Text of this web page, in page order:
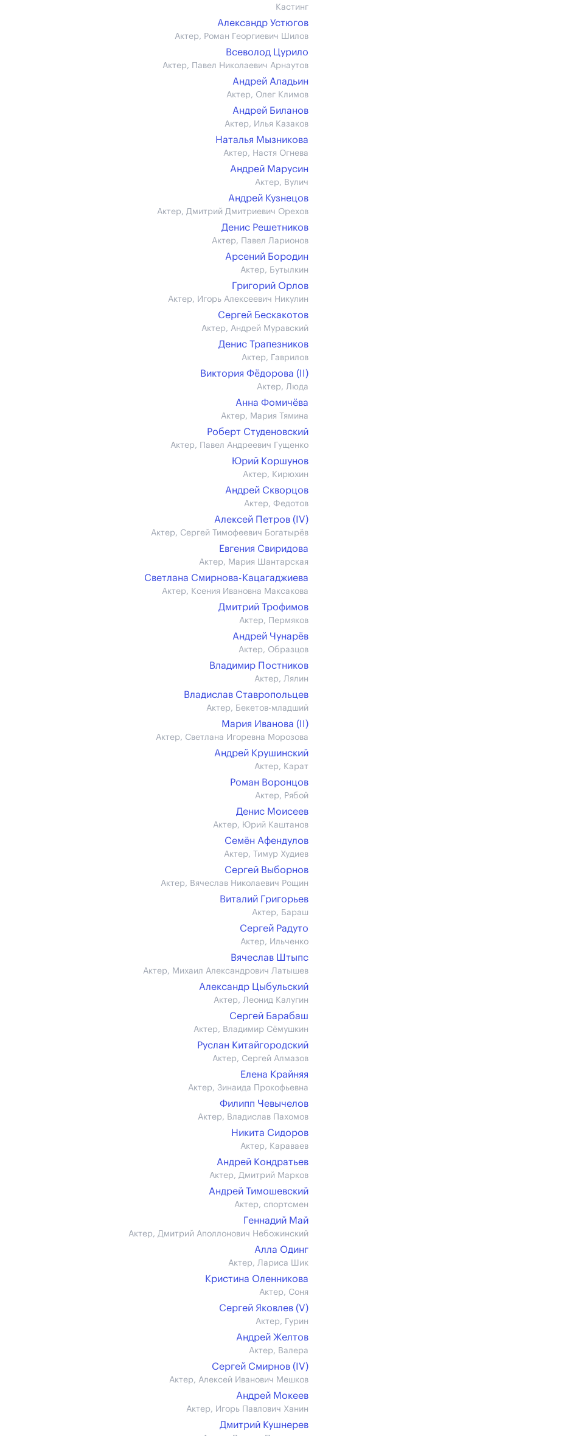
Кастинг
Александр Устюгов
Актер, Роман Георгиевич Шилов
Всеволод Цурило
Актер, Павел Николаевич Арнаутов
Андрей Аладьин
Актер, Олег Климов
Андрей Биланов
Актер, Илья Казаков
Наталья Мызникова
Актер, Настя Огнева
Андрей Марусин
Актер, Вулич
Андрей Кузнецов
Актер, Дмитрий Дмитриевич Орехов
Денис Решетников
Актер, Павел Ларионов
Арсений Бородин
Актер, Бутылкин
Григорий Орлов
Актер, Игорь Алексеевич Никулин
Сергей Бескакотов
Актер, Андрей Муравский
Денис Трапезников
Актер, Гаврилов
Виктория Фёдорова (II)
Актер, Люда
Анна Фомичёва
Актер, Мария Тямина
Роберт Студеновский
Актер, Павел Андреевич Гущенко
Юрий Коршунов
Актер, Кирюхин
Андрей Скворцов
Актер, Федотов
Алексей Петров (IV)
Актер, Сергей Тимофеевич Богатырёв
Евгения Свиридова
Актер, Мария Шантарская
Светлана Смирнова-Кацагаджиева
Актер, Ксения Ивановна Максакова
Дмитрий Трофимов
Актер, Пермяков
Андрей Чунарёв
Актер, Образцов
Владимир Постников
Актер, Лялин
Владислав Ставропольцев
Актер, Бекетов-младший
Мария Иванова (II)
Актер, Светлана Игоревна Морозова
Андрей Крушинский
Актер, Карат
Роман Воронцов
Актер, Рябой
Денис Моисеев
Актер, Юрий Каштанов
Семён Афендулов
Актер, Тимур Худиев
Сергей Выборнов
Актер, Вячеслав Николаевич Рощин
Виталий Григорьев
Актер, Бараш
Сергей Радуто
Актер, Ильченко
Вячеслав Штыпс
Актер, Михаил Александрович Латышев
Александр Цыбульский
Актер, Леонид Калугин
Сергей Барабаш
Актер, Владимир Сёмушкин
Руслан Китайгородский
Актер, Сергей Алмазов
Елена Крайняя
Актер, Зинаида Прокофьевна
Филипп Чевычелов
Актер, Владислав Пахомов
Никита Сидоров
Актер, Караваев
Андрей Кондратьев
Актер, Дмитрий Марков
Андрей Тимошевский
Актер, спортсмен
Геннадий Май
Актер, Дмитрий Аполлонович Небожинский
Алла Одинг
Актер, Лариса Шик
Кристина Оленникова
Актер, Соня
Сергей Яковлев (V)
Актер, Гурин
Андрей Желтов
Актер, Валера
Сергей Смирнов (IV)
Актер, Алексей Иванович Мешков
Андрей Мокеев
Актер, Игорь Павлович Ханин
Дмитрий Кушнерев